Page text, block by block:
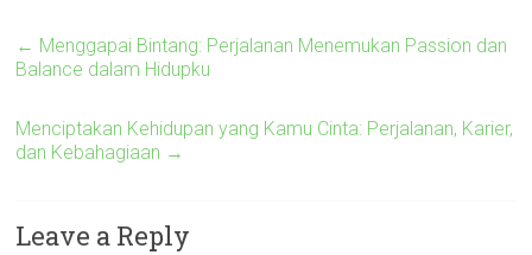
← Menggapai Bintang: Perjalanan Menemukan Passion dan
Balance dalam Hidupku
Menciptakan Kehidupan yang Kamu Cinta: Perjalanan, Karier,
dan Kebahagiaan →
Leave a Reply